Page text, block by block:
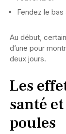
Fendez le
Au début,
d’une pour
deux jours.
Les
santé
poules